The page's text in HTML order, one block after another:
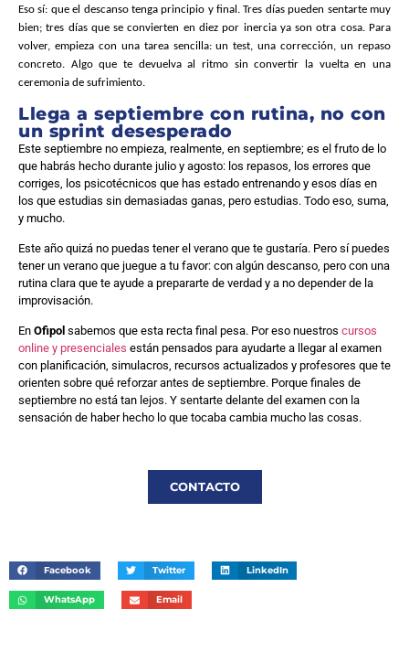
Eso sí: que el descanso tenga principio y final. Tres días pueden sentarte muy
bien; tres días que se convierten en diez por inercia ya son otra cosa. Para
volver, empieza con una tarea sencilla: un test, una corrección, un repaso
concreto. Algo que te devuelva al ritmo sin convertir la vuelta en una
ceremonia de sufrimiento.
Llega a septiembre con rutina, no con
un sprint desesperado
Este septiembre no empieza, realmente, en septiembre; es el fruto de lo
que habrás hecho durante julio y agosto: los repasos, los errores que
corriges, los psicotécnicos que has estado entrenando y esos días en
los que estudias sin demasiadas ganas, pero estudias. Todo eso, suma,
y mucho.
Este año quizá no puedas tener el verano que te gustaría. Pero sí puedes
tener un verano que juegue a tu favor: con algún descanso, pero con una
rutina clara que te ayude a prepararte de verdad y a no depender de la
improvisación.
En Ofipol sabemos que esta recta final pesa. Por eso nuestros cursos
online y presenciales están pensados para ayudarte a llegar al examen
con planificación, simulacros, recursos actualizados y profesores que te
orienten sobre qué reforzar antes de septiembre. Porque finales de
septiembre no está tan lejos. Y sentarte delante del examen con la
sensación de haber hecho lo que tocaba cambia mucho las cosas.
CONTACTO
Facebook Twitter LinkedIn
WhatsApp Email